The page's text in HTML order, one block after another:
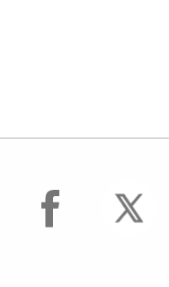
facebook